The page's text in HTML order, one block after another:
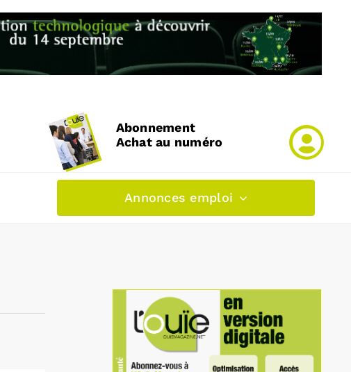
Abonnement
Achat au numéro
Annonces emploi